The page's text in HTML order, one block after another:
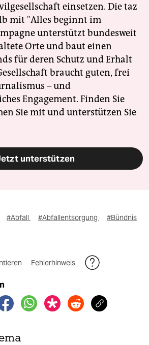
einsetzen. Die taz
mit "Alles beginnt im
unterstützt bundesweit
Orte und baut einen
für deren Schutz und Erhalt
braucht guten, frei
– und
Engagement. Finden Sie
Sie mit und unterstützen Sie
unterstützen
#Abfall #Abfallentsorgung
#Bündnis
Fehlerhinweis